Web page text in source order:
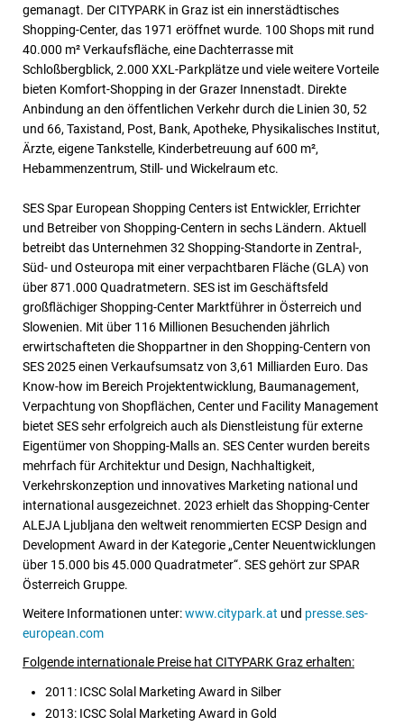
gemanagt. Der CITYPARK in Graz ist ein innerstädtisches
Shopping-Center, das 1971 eröffnet wurde. 100 Shops mit rund
40.000 m² Verkaufsfläche, eine Dachterrasse mit
Schloßbergblick, 2.000 XXL-Parkplätze und viele weitere Vorteile
bieten Komfort-Shopping in der Grazer Innenstadt. Direkte
Anbindung an den öffentlichen Verkehr durch die Linien 30, 52
und 66, Taxistand, Post, Bank, Apotheke, Physikalisches Institut,
Ärzte, eigene Tankstelle, Kinderbetreuung auf 600 m²,
Hebammenzentrum, Still- und Wickelraum etc.
SES Spar European Shopping Centers ist Entwickler, Errichter
und Betreiber von Shopping-Centern in sechs Ländern. Aktuell
betreibt das Unternehmen 32 Shopping-Standorte in Zentral-,
Süd- und Osteuropa mit einer verpachtbaren Fläche (GLA) von
über 871.000 Quadratmetern. SES ist im Geschäftsfeld
großflächiger Shopping-Center Marktführer in Österreich und
Slowenien. Mit über 116 Millionen Besuchenden jährlich
erwirtschafteten die Shoppartner in den Shopping-Centern von
SES 2025 einen Verkaufsumsatz von 3,61 Milliarden Euro. Das
Know-how im Bereich Projektentwicklung, Baumanagement,
Verpachtung von Shopflächen, Center und Facility Management
bietet SES sehr erfolgreich auch als Dienstleistung für externe
Eigentümer von Shopping-Malls an. SES Center wurden bereits
mehrfach für Architektur und Design, Nachhaltigkeit,
Verkehrskonzeption und innovatives Marketing national und
international ausgezeichnet. 2023 erhielt das Shopping-Center
ALEJA Ljubljana den weltweit renommierten ECSP Design and
Development Award in der Kategorie „Center Neuentwicklungen
über 15.000 bis 45.000 Quadratmeter“. SES gehört zur SPAR
Österreich Gruppe.
Weitere Informationen unter:www.citypark.at und presse.ses-
european.com
Folgende internationale Preise hat CITYPARK Graz erhalten:
2011: ICSC Solal Marketing Award in Silber
2013: ICSC Solal Marketing Award in Gold